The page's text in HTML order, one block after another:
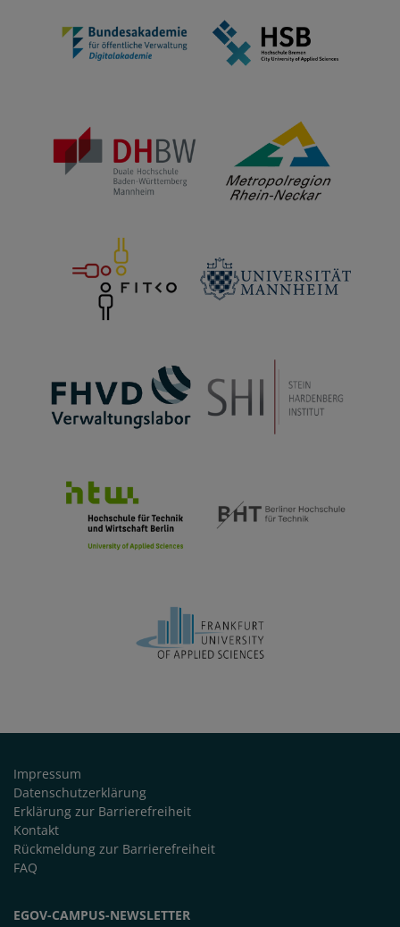
FUSSZEILE
Impressum
Datenschutzerklärung
Erklärung zur Barrierefreiheit
Kontakt
Rückmeldung zur Barrierefreiheit
FAQ
EGOV-CAMPUS-NEWSLETTER